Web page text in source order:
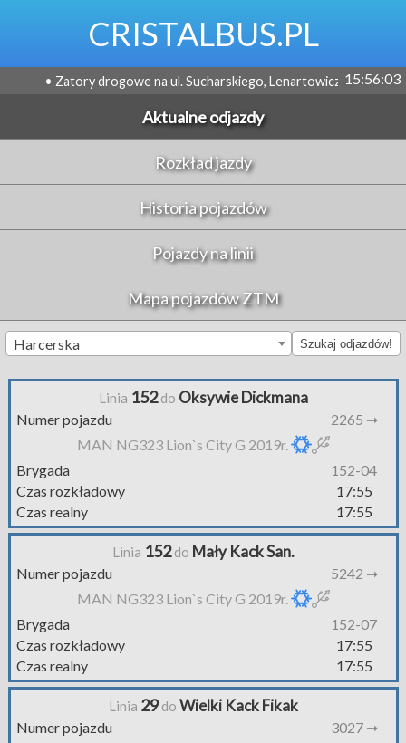
CRISTALBUS.PL
Zatory drogowe na ul. Sucharskiego, Lenartowicza i Wosia15:56:03
Aktualne odjazdy
Rozkład jazdy
Historia pojazdów
Pojazdy na linii
Mapa pojazdów ZTM
Harcerska Szukaj odjazdów!
Linia 152do Oksywie Dickmana
Numer pojazdu
2265 ➞
MAN NG323 Lion`s City G 2019r.
Brygada
152-04
Czas rozkładowy
17:55
Czas realny
17:55
Linia 152do Mały Kack San.
Numer pojazdu
5242 ➞
MAN NG323 Lion`s City G 2019r.
Brygada
152-07
Czas rozkładowy
17:55
Czas realny
17:55
Linia 29do Wielki Kack Fikak
Numer pojazdu
3027 ➞